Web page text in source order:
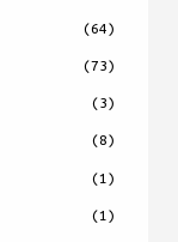
(64)
(73)
(3)
(8)
(1)
(1)